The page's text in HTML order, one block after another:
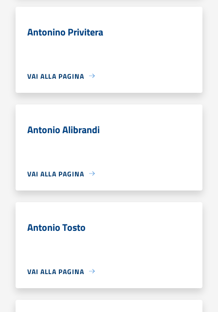
Antonino Privitera
VAI ALLA PAGINA
Antonio Alibrandi
VAI ALLA PAGINA
Antonio Tosto
VAI ALLA PAGINA